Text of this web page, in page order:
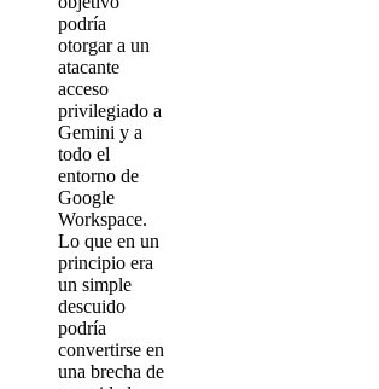
podría
otorgar a un
atacante
acceso
privilegiado a
Gemini y a
todo el
entorno de
Google
Workspace.
Lo que en un
principio era
un simple
descuido
podría
convertirse en
una brecha de